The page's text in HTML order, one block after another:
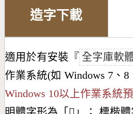
造字下載
適用於有安裝『 全字庫軟
作業系統(如 Windows 7、8
Windows 10以上作業系統